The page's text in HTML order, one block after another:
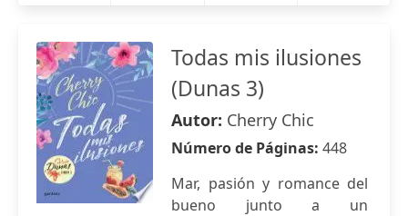
Todas mis ilusiones
(Dunas 3)
Autor: Cherry Chic
Número de Páginas: 448
Mar, pasión y romance del
bueno junto a un